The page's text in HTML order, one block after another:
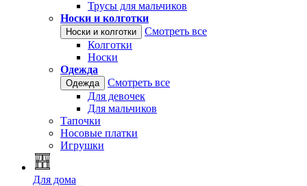
Трусы для мальчиков
Носки и колготки
Носки и колготки
Смотреть все
Колготки
Носки
Одежда
Одежда
Смотреть все
Для девочек
Для мальчиков
Тапочки
Носовые платки
Игрушки
Для дома